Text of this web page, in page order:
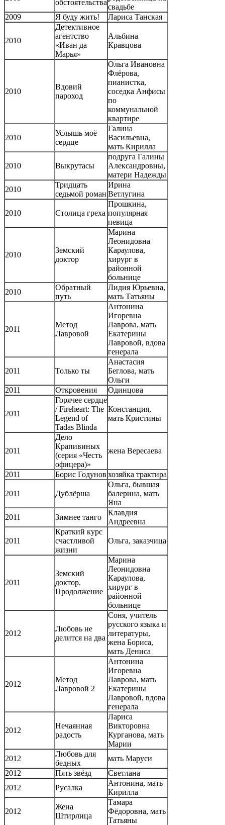
обстоятельства
свадьбе
2009
Я буду жить! Лариса Танская
2010
Детективное
агентство
«Иван да
Марья»
Альбина
Кравцова
2010
Вдовий
пароход
Ольга Ивановна
Флёрова,
пианистка,
соседка Анфисы
по
коммунальной
квартире
2010
Услышь моё
сердце
Галина
Васильевна,
мать Кирилла
2010 Выкрутасы
подруга Галины
Александровны,
матери Надежды
2010
Тридцать
седьмой роман
Ирина
Ветлугина
2010 Столица греха
Прошкина,
популярная
певица
2010
Земский
доктор
Марина
Леонидовна
Караулова,
хирург в
районной
больнице
2010
Обратный
путь
Лидия Юрьевна,
мать Татьяны
2011
Метод
Лавровой
Антонина
Игоревна
Лаврова, мать
Екатерины
Лавровой, вдова
генерала
2011 Только ты
Анастасия
Беглова, мать
Ольги
2011
Откровения Одинцова
2011
Горячее сердце
/ Fireheart: The
Legend of
Tadas Blinda
Констанция,
мать Кристины
2011
Дело
Крапивиных
(серия «Честь
офицера)»
жена Вересаева
2011 Борис Годунов хозяйка трактира
2011 Дублёрша
Ольга, бывшая
балерина, мать
Яна
2011
Зимнее танго
Клавдия
Андреевна
2011
Краткий курс
счастливой
жизни
Ольга, заказчица
2011
Земский
доктор.
Продолжение
Марина
Леонидовна
Караулова,
хирург в
районной
больнице
2012
Любовь не
делится на два
Соня, учитель
русского языка и
литературы,
жена Бориса,
мать Дениса
2012
Метод
Лавровой 2
Антонина
Игоревна
Лаврова, мать
Екатерины
Лавровой, вдова
генерала
2012
Нечаянная
радость
Лариса
Викторовна
Курганова, мать
Марии
2012
Любовь для
бедных
мать Маруси
2012
Пять звёзд
Светлана
2012
Русалка
Антонина, мать
Кирилла
2012
Жена
Штирлица
Тамара
Фёдоровна, мать
Татьяны